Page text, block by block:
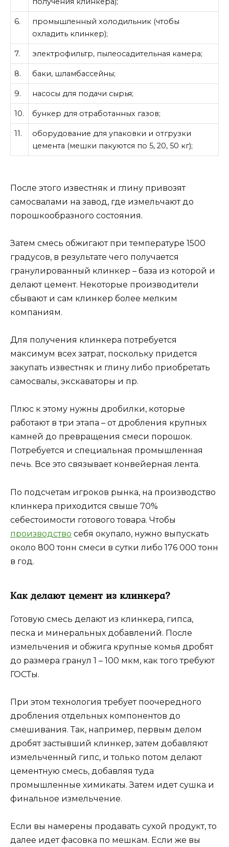
6.
промышленный холодильник (чтобы
охладить клинкер);
7. электрофильтр, пылеосадительная камера;
8. баки, шламбассейны;
9. насосы для подачи сырья;
10. бункер для отработанных газов;
11.
оборудование для упаковки и отгрузки
цемента (мешки пакуются по 5, 20, 50 кг);
После этого известняк и глину привозят
самосвалами на завод, где измельчают до
порошкообразного состояния.
Затем смесь обжигают при температуре 1500
градусов, в результате чего получается
гранулированный клинкер – база из которой и
делают цемент. Некоторые производители
сбывают и сам клинкер более мелким
компаниям.
Для получения клинкера потребуется
максимум всех затрат, поскольку придется
закупать известняк и глину либо приобретать
самосвалы, экскаваторы и пр.
Плюс к этому нужны дробилки, которые
работают в три этапа – от дробления крупных
камней до превращения смеси порошок.
Потребуется и специальная промышленная
печь. Все это связывает конвейерная лента.
По подсчетам игроков рынка, на производство
клинкера приходится свыше 70%
себестоимости готового товара. Чтобы
производство себя окупало, нужно выпускать
около 800 тонн смеси в сутки либо 176 000 тонн
в год.
Как делают цемент из клинкера?
Готовую смесь делают из клинкера, гипса,
песка и минеральных добавлений. После
измельчения и обжига крупные комья дробят
до размера гранул 1 – 100 мкм, как того требуют
ГОСТы.
При этом технология требует поочередного
дробления отдельных компонентов до
смешивания. Так, например, первым делом
дробят застывший клинкер, затем добавляют
измельченный гипс, и только потом делают
цементную смесь, добавляя туда
промышленные химикаты. Затем идет сушка и
финальное измельчение.
Если вы намерены продавать сухой продукт, то
далее идет фасовка по мешкам. Если же вы